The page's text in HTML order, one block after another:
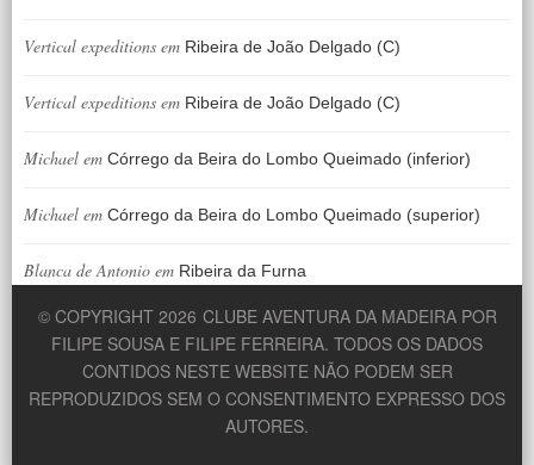
Vertical expeditions em Ribeira de João Delgado (C)
Vertical expeditions em Ribeira de João Delgado (C)
Michael em Córrego da Beira do Lombo Queimado (inferior)
Michael em Córrego da Beira do Lombo Queimado (superior)
Blanca de Antonio em Ribeira da Furna
© COPYRIGHT 2026 CLUBE AVENTURA DA MADEIRA POR
FILIPE SOUSA E FILIPE FERREIRA. TODOS OS DADOS
CONTIDOS NESTE WEBSITE NÃO PODEM SER
REPRODUZIDOS SEM O CONSENTIMENTO EXPRESSO DOS
AUTORES.